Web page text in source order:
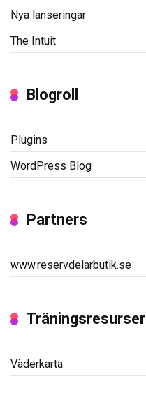
Nya lanseringar
The Intuit
Blogroll
Plugins
WordPress Blog
Partners
www.reservdelarbutik.se
Träningsresurser
Väderkarta